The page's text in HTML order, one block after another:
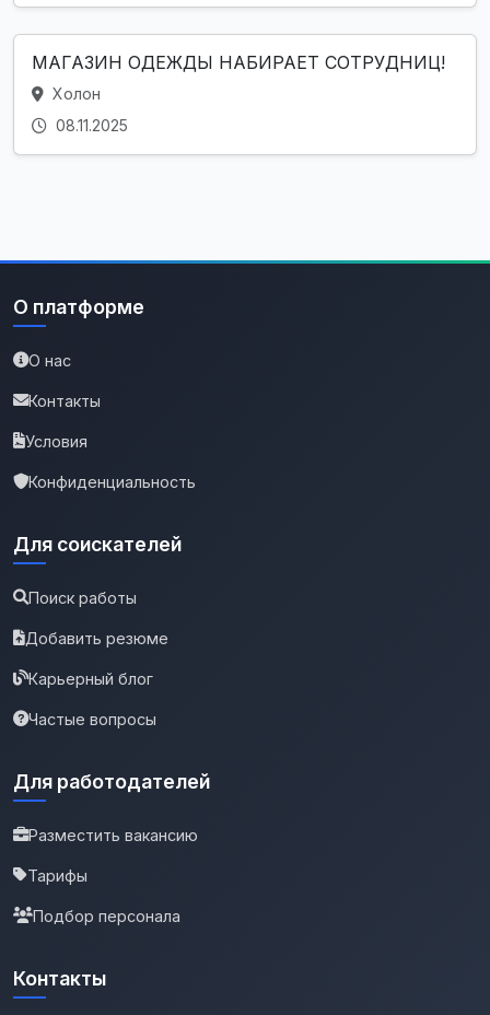
МАГАЗИН ОДЕЖДЫ НАБИРАЕТ СОТРУДНИЦ!
Холон
08.11.2025
О платформе
О нас
Контакты
Условия
Конфиденциальность
Для соискателей
Поиск работы
Добавить резюме
Карьерный блог
Частые вопросы
Для работодателей
Разместить вакансию
Тарифы
Подбор персонала
Контакты